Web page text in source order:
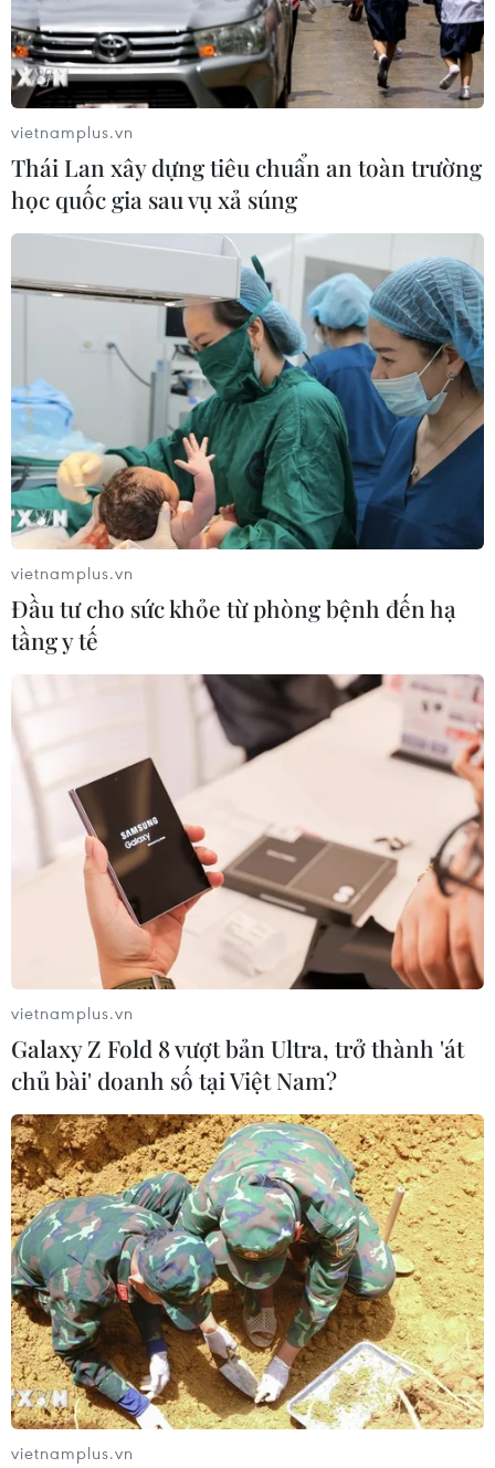
TIN CÙNG CHUYÊN MỤC
Bạn bè Canada chia sẻ về giá trị độc
lập, tự chủ của Việt Nam
09/08/2026 05:13
Người từng là luật sư riêng của Tổng
thống Trump trở thành Bộ trưởng Tư
08/08/2026 23:28
Thượng viện Mỹ thông qua luật ngân
sách tránh nguy cơ chính phủ đóng
cửa
08/08/2026 13:31
Thượng viện Mỹ thông qua dự luật
trừng phạt Nga
08/08/2026 03:50
Canada, Mỹ đàm phán thỏa thuận
thương mại tạm thời nhằm hạ nhiệt
căng thẳng
vietnamplus.vn
Thái Lan xây dựng tiêu chuẩn an toàn trường
học quốc gia sau vụ xả súng
vietnamplus.vn
Đầu tư cho sức khỏe từ phòng bệnh đến hạ
tầng y tế
vietnamplus.vn
Galaxy Z Fold 8 vượt bản Ultra, trở thành 'át
chủ bài' doanh số tại Việt Nam?
vietnamplus.vn